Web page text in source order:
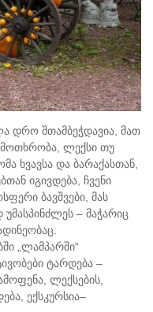
დრო შთამბეჭდავია, მათ
მოთხრობა, ლექსი თუ
ხვავსა და ბარაქასთან,
იგივდება, ჩვენი
ბავშვები, მას
– მაჭარიც
„ლამპარში“
ტარდება –
ლექსების,
ექსკურსია–